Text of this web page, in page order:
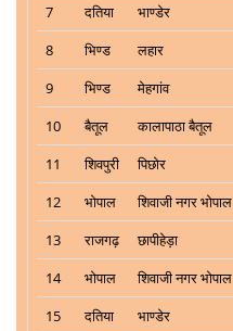
7
दतिया भाण्डेर
8
भिण्ड लहार
9
भिण्ड मेहगांव
10
बैतूल कालापाठा बैतूल
11
शिवपुरी पिछोर
12
भोपाल शिवाजी नगर भोपाल
13
राजगढ़ छापीहेड़ा
14
भोपाल शिवाजी नगर भोपाल
15
दतिया भाण्डेर